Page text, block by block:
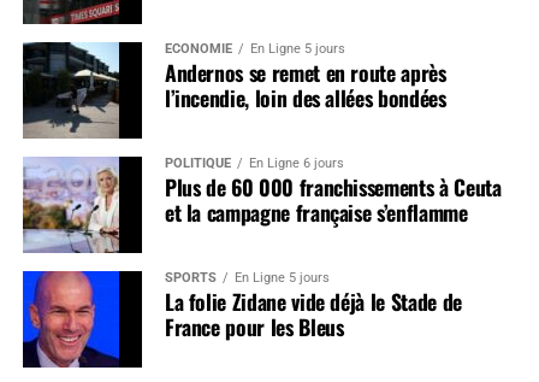
ÉCONOMIE En Ligne 5 jours
Andernos se remet en route après
l’incendie, loin des allées bondées
POLITIQUE En Ligne 6 jours
Plus de 60 000 franchissements à Ceuta
et la campagne française s’enflamme
SPORTS En Ligne 5 jours
La folie Zidane vide déjà le Stade de
France pour les Bleus